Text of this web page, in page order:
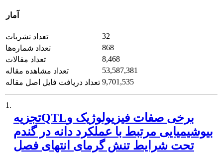
آمار
تعداد نشریات
32
تعداد شماره‌ها
868
تعداد مقالات
8,468
تعداد مشاهده مقاله
53,587,381
تعداد دریافت فایل اصل مقاله 9,701,535
1.
تجزیهQTLبرخی صفات فیزیولوژیک و
بیوشیمیایی مرتبط با عملکرد دانه در گندم
تحت شرایط تنش گرمای انتهای فصل